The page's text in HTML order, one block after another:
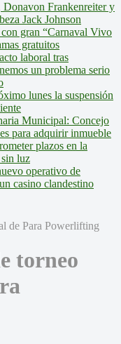
Donavon Frankenreiter y
Jack Johnson
gran “Carnaval Vivo
gratuitos
laboral tras
un problema serio
lunes la suspensión
Municipal: Concejo
para adquirir inmueble
plazos en la
sin luz
operativo de
casino clandestino
torneo